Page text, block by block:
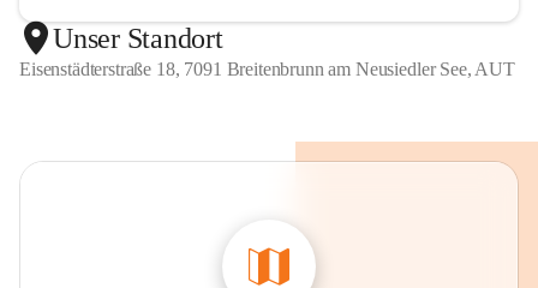
Unser Standort
Eisenstädterstraße 18, 7091 Breitenbrunn am Neusiedler See, AUT